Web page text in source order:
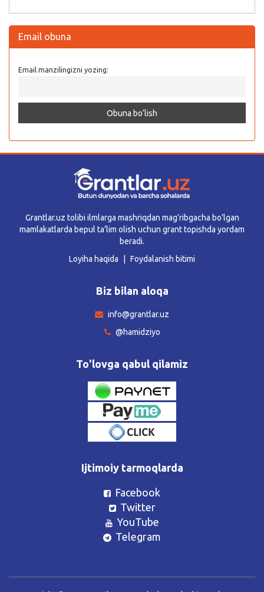
Email obuna
Email manzilingizni yozing:
Grantlar.uz tolibi ilmlarga mashriqdan mag’ribgacha bo’lgan
mamlakatlarda bepul ta’lim olish uchun grant topishda yordam
beradi.
Loyiha haqida
Foydalanish bitimi
Biz bilan aloqa
info@grantlar.uz
@hamidziyo
To'lovga qabul qilamiz
Ijtimoiy tarmoqlarda
Facebook
Twitter
YouTube
Telegram